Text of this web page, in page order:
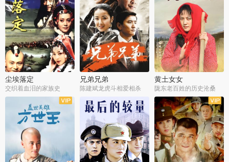
尘埃落定
交织着血泪的家族史
兄弟兄弟
陈建斌龙虎斗相爱相杀
黄土女女
陇东老百姓的历史沧桑
全36集
全28集 全44集